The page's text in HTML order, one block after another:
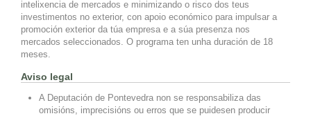
intelixencia de mercados e minimizando o risco dos teus
investimentos no exterior, con apoio económico para impulsar a
promoción exterior da túa empresa e a súa presenza nos
mercados seleccionados. O programa ten unha duración de 18
meses.
Aviso legal
A Deputación de Pontevedra non se responsabiliza das
omisións, imprecisións ou erros que se puidesen producir